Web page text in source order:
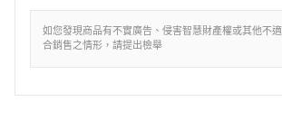
如您發現商品有不實廣告、侵害智慧財產權或其他不適
合銷售之情形，請提出檢舉